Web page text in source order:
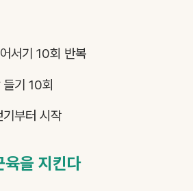
서기 10회 반복
기 10회
부터 시작
육을 지킨다